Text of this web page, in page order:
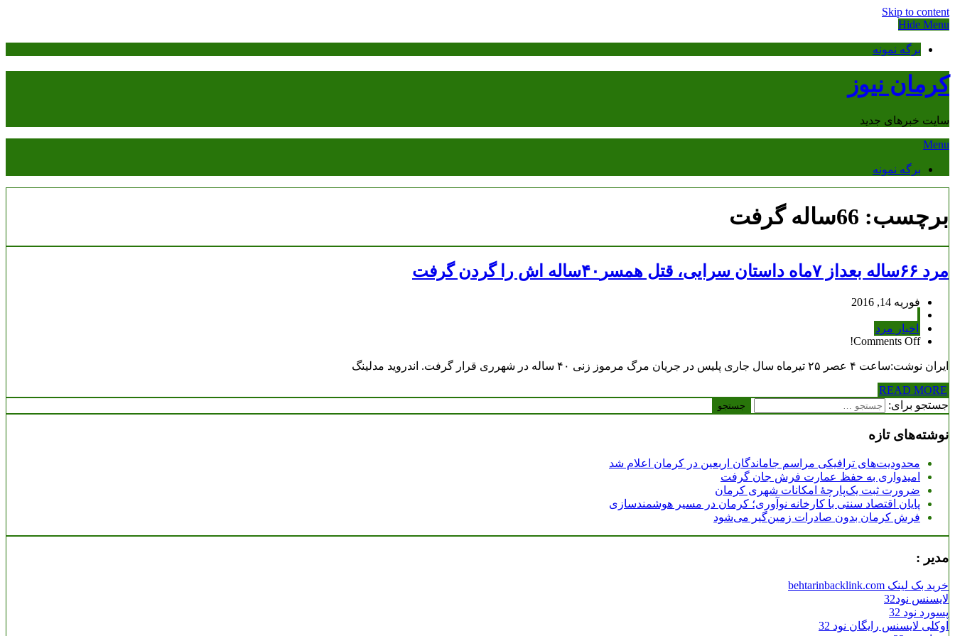
Skip to content
Hide Menu
برگه نمونه
کرمان نیوز
سایت خبرهای جدید
Menu
برگه نمونه
برچسب: 66ساله گرفت
مرد ۶۶ساله بعداز ۷ماه داستان سرایی، قتل همسر۴۰ساله اش را گردن گرفت
فوریه 14, 2016
اخبار مرد
Comments Off!
ایران نوشت:ساعت ۴ عصر ۲۵ تیرماه سال جاری پلیس در جریان مرگ مرموز زنی ۴۰ ساله در شهرری قرار گرفت. اندروید مدلینگ
READ MORE
جستجو برای:
نوشته‌های تازه
محدودیت‌های ترافیکی مراسم جاماندگان اربعین در کرمان اعلام شد
امیدواری به حفظ عمارت فرش جان گرفت
ضرورت ثبت یک‌پارچۀ امکانات شهری کرمان
پایان اقتصاد سنتی با کارخانه نوآوری؛ کرمان در مسیر هوشمندسازی
فرش کرمان بدون صادرات زمین‌گیر می‌شود
مدیر :
خرید بک لینک behtarinbacklink.com
لایسنس نود32
پسورد نود 32
اوکلی لایسنس رایگان نود 32